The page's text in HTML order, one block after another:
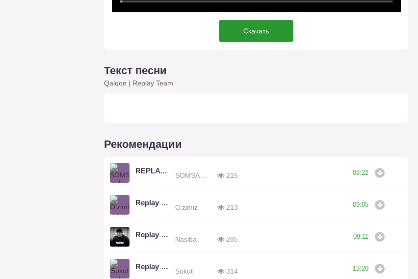
Скачать
Текст песни
Qalqon | Replay Team
Рекомендации
REPLAY TEAM
215 08:22
Replay Team
O’zimiz 213 09:05
Replay Team
Nasiba 285 09:11
Replay Team
Sukut 314 13:20